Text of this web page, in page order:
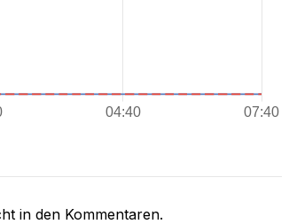
in den Kommentaren.